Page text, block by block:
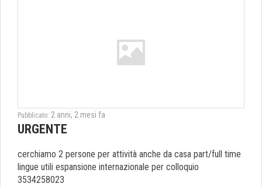
Pubblicato: 2 anni, 2 mesi fa
URGENTE
cerchiamo 2 persone per attività anche da casa part/full time
lingue utili espansione internazionale per colloquio
3534258023